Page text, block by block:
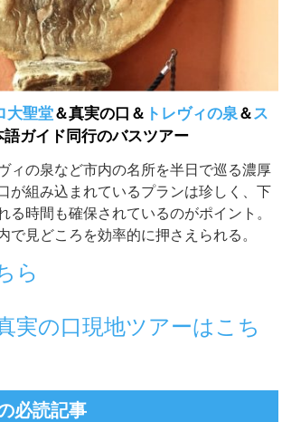
大聖堂＆真実の口＆ トレヴィの泉 ＆ ス
ガイド同行のバスツアー
ィの泉など市内の名所を半日で巡る濃厚
が組み込まれているプランは珍しく、下
る時間も確保されているのがポイント。
で見どころを効率的に押さえられる。
ら
実の口現地ツアーはこち
必読記事